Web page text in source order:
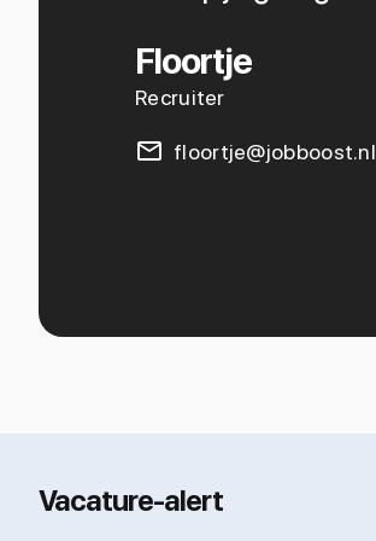
Floortje
Recruiter
floortje@jobboost.nl
Vacature-alert